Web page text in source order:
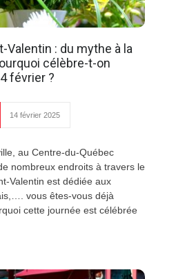
Valentin : du mythe à la
célèbre-t-on
février ?
14 février 2025
au Centre-du-Québec
nombreux endroits à travers le
Valentin est dédiée aux
vous êtes-vous déjà
cette journée est célébrée